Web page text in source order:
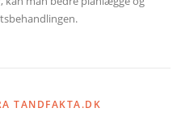
TANDFAKTA.DK